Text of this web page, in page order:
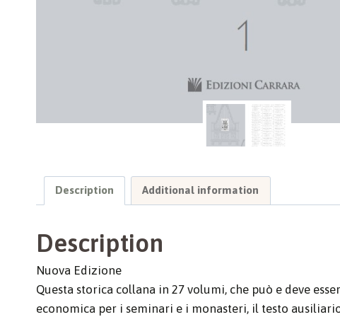
Description Additional information
Description
Nuova Edizione
Questa storica collana in 27 volumi, che può e deve
economica per i seminari e i monasteri, il testo